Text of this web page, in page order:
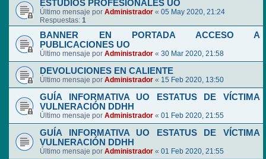
ESTUDIOS PROFESIONALES UO
Último mensaje por Administrador « 05 May 2020, 21:24
Respuestas: 1
BANNER EN PORTADA ACCESO A
PUBLICACIONES UO
Último mensaje por Administrador « 30 Mar 2020, 21:58
DEVOLUCIONES EN CALIENTE
Último mensaje por Administrador « 15 Feb 2020, 13:50
GUÍA INFORMATIVA UO ESTATUS DE VÍCTIMA
VULNERACIÓN DDHH
Último mensaje por Administrador « 01 Feb 2020, 21:55
GUÍA INFORMATIVA UO ESTATUS DE VÍCTIMA
VULNERACIÓN DDHH
Último mensaje por Administrador « 01 Feb 2020, 21:55